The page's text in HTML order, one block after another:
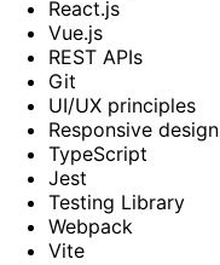
React.js
Vue.js
REST APIs
Git
UI/UX principles
Responsive design
TypeScript
Jest
Testing Library
Webpack
Vite